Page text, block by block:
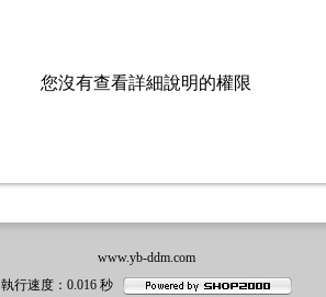
您沒有查看詳細說明的權限
www.yb-ddm.com
執行速度：0.016 秒